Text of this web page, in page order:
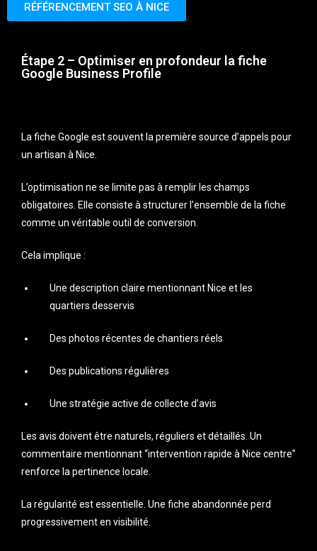
RÉFÉRENCEMENT SEO À NICE
Étape 2 – Optimiser en profondeur la fiche
Google Business Profile
La fiche Google est souvent la première source d’appels pour
un artisan à Nice.
L’optimisation ne se limite pas à remplir les champs
obligatoires. Elle consiste à structurer l’ensemble de la fiche
comme un véritable outil de conversion.
Cela implique :
Une description claire mentionnant Nice et les
quartiers desservis
Des photos récentes de chantiers réels
Des publications régulières
Une stratégie active de collecte d’avis
Les avis doivent être naturels, réguliers et détaillés. Un
commentaire mentionnant “intervention rapide à Nice centre”
renforce la pertinence locale.
La régularité est essentielle. Une fiche abandonnée perd
progressivement en visibilité.